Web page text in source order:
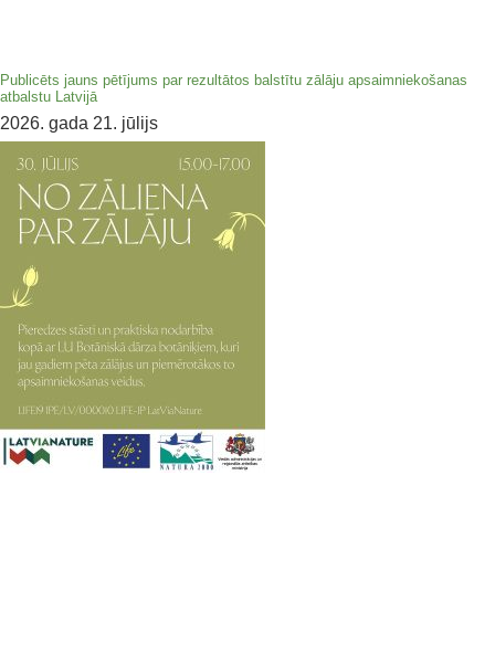
Publicēts jauns pētījums par rezultātos balstītu zālāju apsaimniekošanas
atbalstu Latvijā
2026. gada 21. jūlijs